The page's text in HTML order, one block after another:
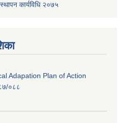
कार्यविधि २०७५
Adapation Plan of Action
०८८